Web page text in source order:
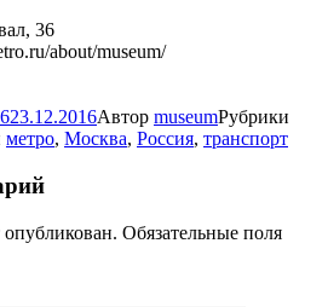
36
about/museum/
23.12.2016Автор museumРубрики
метро, Москва, Россия, транспорт
Обязательные поля